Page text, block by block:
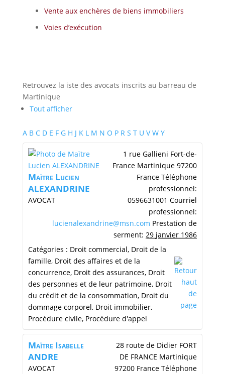
Vente aux enchères de biens immobiliers
Voies d’exécution
Retrouvez la iste des avocats inscrits au barreau de
Martinique
Tout afficher
A B C D E F G H J K L M N O P R S T U V W Y
Maītre Lucien
ALEXANDRINE
AVOCAT
1 rue Gallieni Fort-de-
France Martinique 97200
France Téléphone
professionnel:
0596631001 Courriel
professionnel:
lucienalexandrine@msn.com Prestation de
serment: 29 janvier 1986
Catégories : Droit commercial, Droit de la
famille, Droit des affaires et de la
concurrence, Droit des assurances, Droit
des personnes et de leur patrimoine, Droit
du crédit et de la consommation, Droit du
dommage corporel, Droit immobilier,
Procédure civile, Procédure d'appel
Maītre Isabelle
ANDRE
AVOCAT
28 route de Didier FORT
DE FRANCE Martinique
97200 France Téléphone